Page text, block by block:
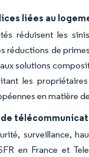
liées au
réduisent les
de
solutions
les
en matière
surveillance,
en France et